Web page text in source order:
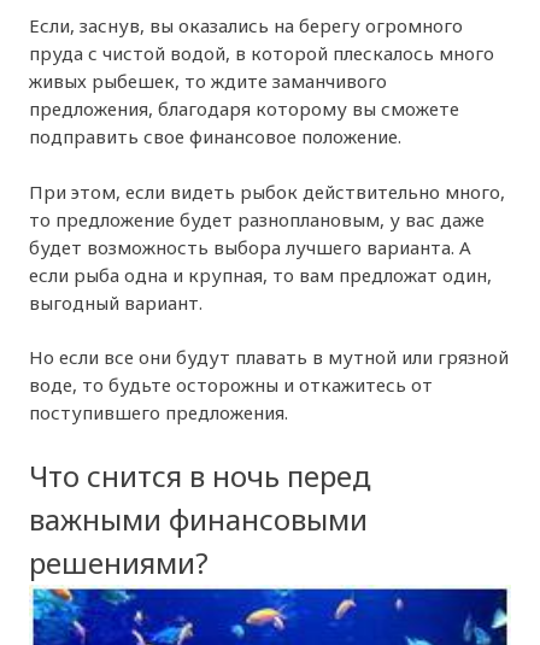
Если, заснув, вы оказались на берегу огромного
пруда с чистой водой, в которой плескалось много
живых рыбешек, то ждите заманчивого
предложения, благодаря которому вы сможете
подправить свое финансовое положение.
При этом, если видеть рыбок действительно много,
то предложение будет разноплановым, у вас даже
будет возможность выбора лучшего варианта. А
если рыба одна и крупная, то вам предложат один,
выгодный вариант.
Но если все они будут плавать в мутной или грязной
воде, то будьте осторожны и откажитесь от
поступившего предложения.
Что снится в ночь перед
важными финансовыми
решениями?